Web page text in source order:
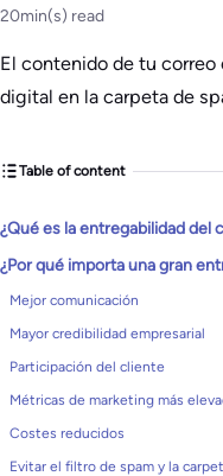
20min(s) read
El contenido de tu correo
digital en la carpeta de
Table of content
¿Qué es la entregabilidad
¿Por qué importa una gran
Mejor comunicación
Mayor credibilidad empresarial
Participación del cliente
Métricas de marketing más
Costes reducidos
Evitar el filtro de spam y la